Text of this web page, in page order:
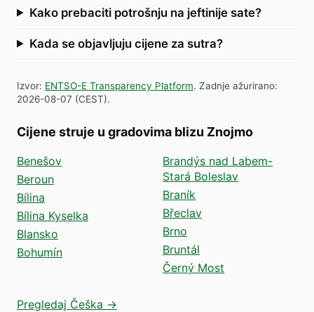
Kako prebaciti potrošnju na jeftinije sate?
Kada se objavljuju cijene za sutra?
Izvor: ENTSO-E Transparency Platform. Zadnje ažurirano:
2026-08-07 (CEST).
Cijene struje u gradovima blizu Znojmo
Benešov
Beroun
Bílina
Bílina Kyselka
Blansko
Bohumín
Brandýs nad Labem-
Stará Boleslav
Braník
Břeclav
Brno
Bruntál
Černý Most
Pregledaj Češka →